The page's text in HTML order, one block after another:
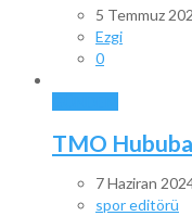
5 Temmuz
Ezgi
0
TMO
7 Haziran
spor editörü